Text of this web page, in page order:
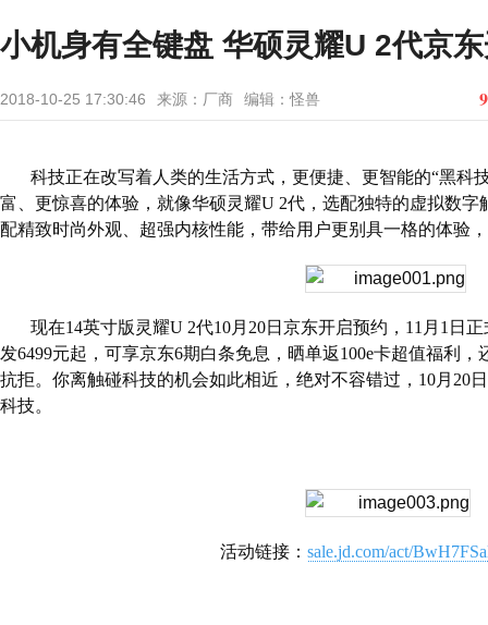
小机身有全键盘 华硕灵耀U 2代京
2018-10-25 17:30:46 来源：厂商 编辑：怪兽
科技正在改写着人类的生活方式，更便捷、更智能的“黑科
富、更惊喜的体验，就像华硕灵耀U 2代，选配独特的虚拟数字
配精致时尚外观、超强内核性能，带给用户更别具一格的体验
现在14英寸版灵耀U 2代10月 20日京东开启预约， 11 月 1 日
发6499元起，可享京东6期白条免息，晒单返100e卡超值福利，
抗拒。你离触碰科技的机会如此相近，绝对不容错过， 10月 20
科技。
活动链接：sale.jd.com/act/